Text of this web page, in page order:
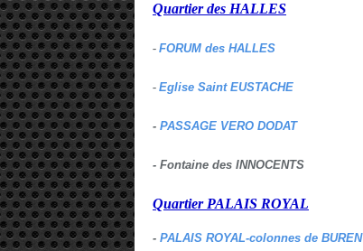
Quartier des HALLES
- FORUM des HALLES
- Eglise Saint EUSTACHE
- PASSAGE VERO DODAT
- Fontaine des INNOCENTS
Quartier PALAIS ROYAL
- PALAIS ROYAL-colonnes de BUREN